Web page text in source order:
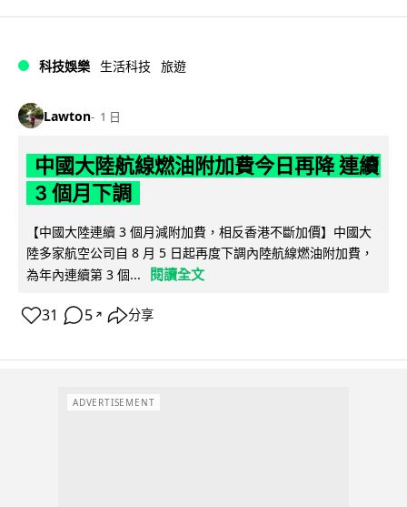
科技娛樂 生活科技 旅遊
Lawton 1 日
中國大陸航線燃油附加費今日再降 連續
3 個月下調
【中國大陸連續 3 個月減附加費，相反香港不斷加價】中國大
陸多家航空公司自 8 月 5 日起再度下調內陸航線燃油附加費，
為年內連續第 3 個...
閱讀全文
31 5 ↗ 分享
ADVERTISEMENT